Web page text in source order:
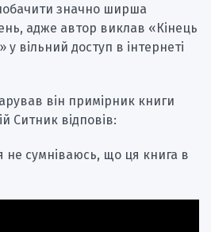
значно ширша
адже автор виклав «Кінець
вільний доступ в інтернеті
він примірник книги
Ситник відповів:
не сумніваюсь, що ця книга в